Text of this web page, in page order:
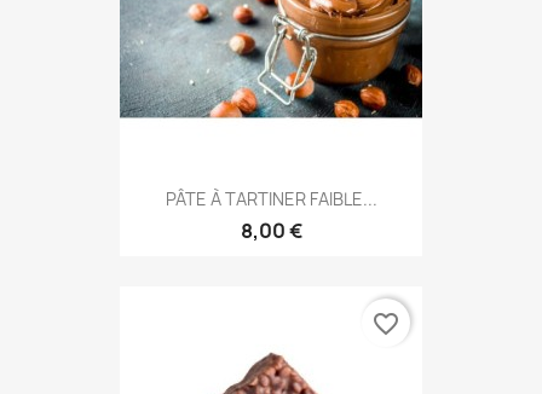
PÂTE À TARTINER FAIBLE...
8,00 €
favorite_border